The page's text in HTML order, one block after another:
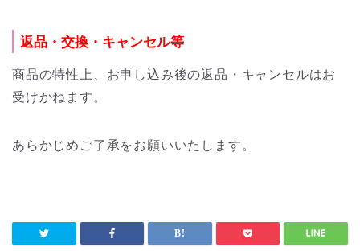
返品・交換・キャンセル等
商品の特性上、お申し込み後の返品・キャンセルはお
受けかねます。
あらかじめご了承をお願いいたします。